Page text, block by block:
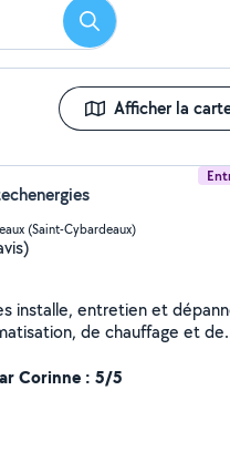
Rechercher
Afficher la
(Saint-Cybardeaux)
installe, entretien et
de chauffage et de
des solutions
performantes et durables
et améliorer votre
Corinne : 5/5